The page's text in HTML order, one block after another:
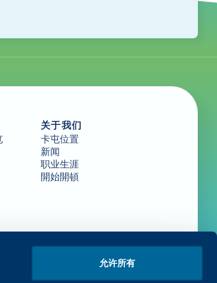
允许所有
关于我们
卡屯位置
新闻
职业生涯
開始開頓
隐私政策条款和条件